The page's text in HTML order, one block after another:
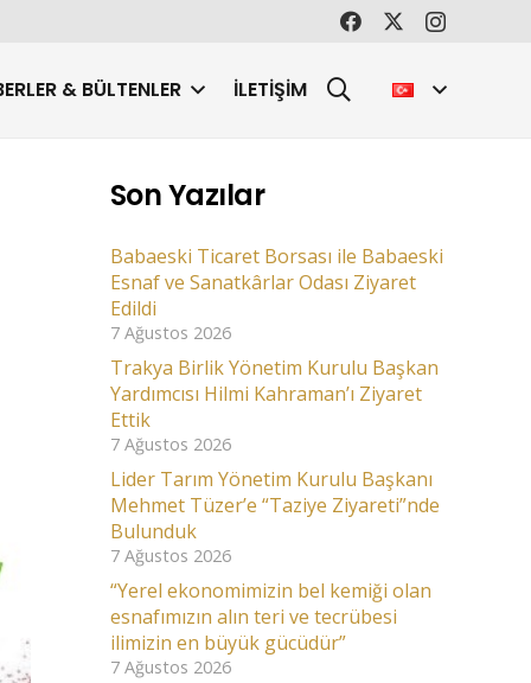
& BÜLTENLER İLETIŞIM
Son Yazılar
Babaeski Ticaret Borsası ile Babaeski
Esnaf ve Sanatkârlar Odası Ziyaret
Edildi
7 Ağustos 2026
Trakya Birlik Yönetim Kurulu Başkan
Yardımcısı Hilmi Kahraman’ı Ziyaret
Ettik
7 Ağustos 2026
Lider Tarım Yönetim Kurulu Başkanı
Mehmet Tüzer’e “Taziye Ziyareti”nde
Bulunduk
7 Ağustos 2026
“Yerel ekonomimizin bel kemiği olan
esnafımızın alın teri ve tecrübesi
ilimizin en büyük gücüdür”
7 Ağustos 2026